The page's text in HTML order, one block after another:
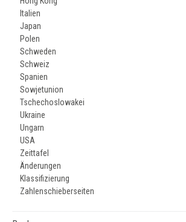
Italien
Japan
Polen
Schweden
Schweiz
Spanien
Sowjetunion
Tschechoslowakei
Ukraine
Ungarn
USA
Zeittafel
Änderungen
Klassifizierung
Zahlenschieberseiten